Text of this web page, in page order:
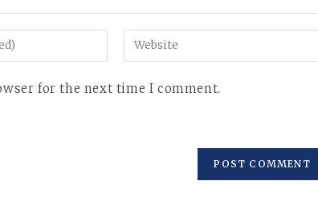
Enter
your
for the next time I comment.